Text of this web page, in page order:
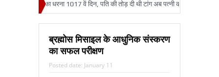
दृष्टिहीनों का धरना 1017 वें दिन, पति की तोड़ दी थी टांग अब पत्‍नी को हो गया कैंसर,टूटा
ब्रह्मोस मिसाइल के आधुनिक संस्करण
का सफल परीक्षण
Posted date: January 11